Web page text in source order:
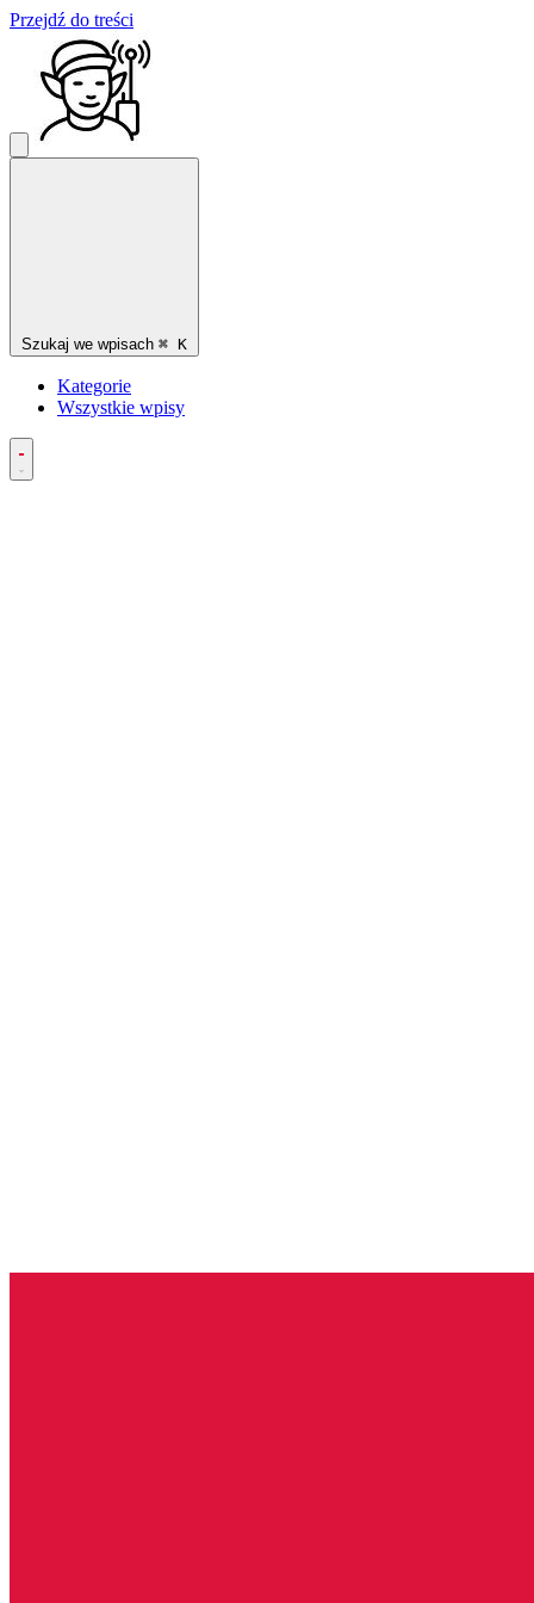
Przejdź do treści
Szukaj we wpisach ⌘ K
Kategorie
Wszystkie wpisy